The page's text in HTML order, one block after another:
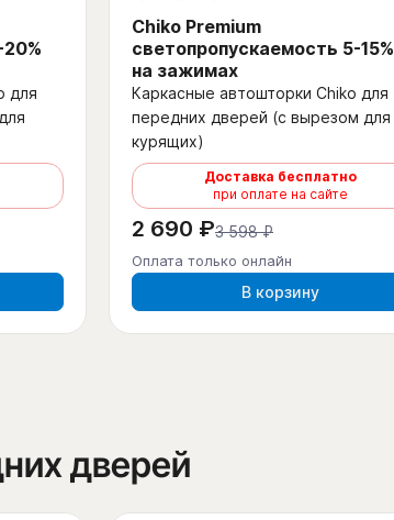
для
Chiko Premium
светопропускаемость 5-15%
на зажимах
Каркасные автошторки Chiko для
передних дверей (с вырезом для
курящих)
Доставка бесплатно
при оплате на сайте
2 690 ₽3 598 ₽
Оплата только онлайн
В корзину
дверей